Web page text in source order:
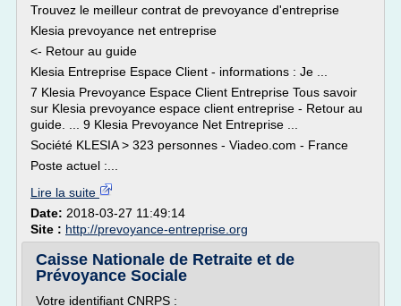
Trouvez le meilleur contrat de prevoyance d'entreprise
Klesia prevoyance net entreprise
<- Retour au guide
Klesia Entreprise Espace Client - informations : Je ...
7 Klesia Prevoyance Espace Client Entreprise Tous savoir
sur Klesia prevoyance espace client entreprise - Retour au
guide. ... 9 Klesia Prevoyance Net Entreprise ...
Société KLESIA > 323 personnes - Viadeo.com - France
Poste actuel :...
Lire la suite
Date: 2018-03-27 11:49:14
Site : http://prevoyance-entreprise.org
Caisse Nationale de Retraite et de
Prévoyance Sociale
Votre identifiant CNRPS :